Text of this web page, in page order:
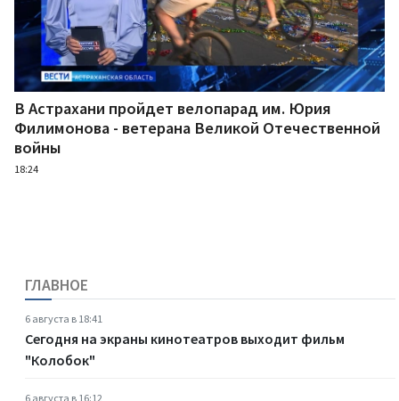
В Астрахани пройдет велопарад им. Юрия
Филимонова - ветерана Великой Отечественной
войны
18:24
ГЛАВНОЕ
6 августа в 18:41
Сегодня на экраны кинотеатров выходит фильм
"Колобок"
6 августа в 16:12